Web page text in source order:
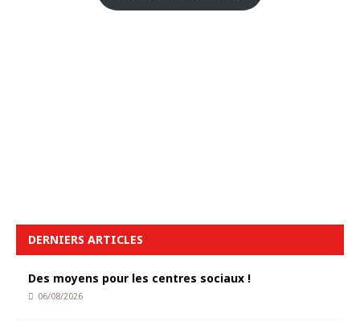
DERNIERS ARTICLES
Des moyens pour les centres sociaux !
06/08/2026